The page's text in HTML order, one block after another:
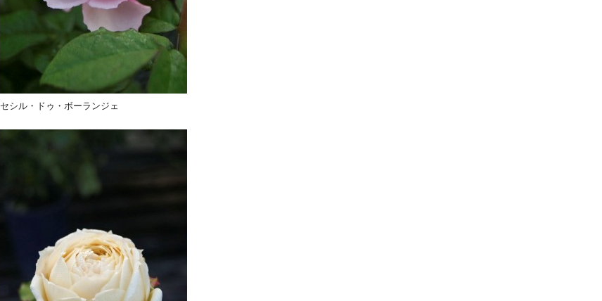
セシル・ドゥ・ボーランジェ